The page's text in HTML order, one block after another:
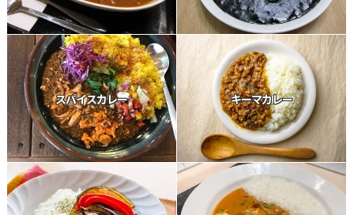
スパイスカレー キーマカレー